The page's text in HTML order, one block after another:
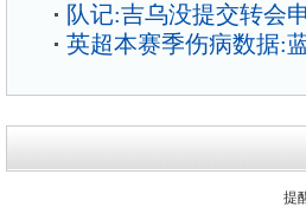
队记:吉乌没提交转会
英超本赛季伤病数据:
提